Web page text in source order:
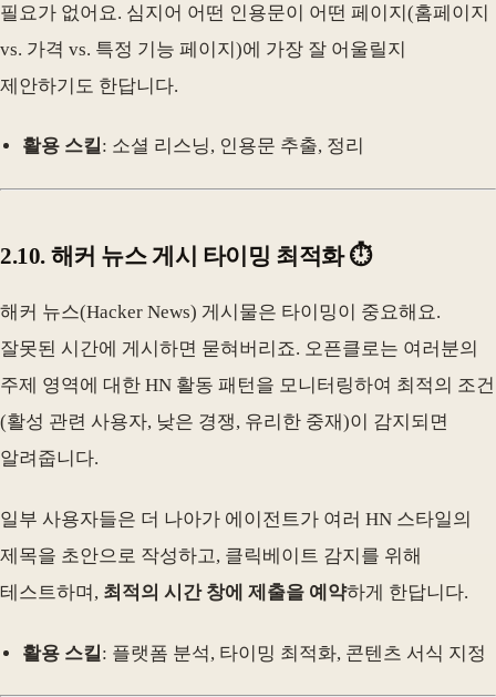
필요가 없어요. 심지어 어떤 인용문이 어떤 페이지(홈페이지
vs. 가격 vs. 특정 기능 페이지)에 가장 잘 어울릴지
제안하기도 한답니다.
활용 스킬: 소셜 리스닝, 인용문 추출, 정리
2.10. 해커 뉴스 게시 타이밍 최적화 ⏱️
해커 뉴스(Hacker News) 게시물은 타이밍이 중요해요.
잘못된 시간에 게시하면 묻혀버리죠. 오픈클로는 여러분의
주제 영역에 대한 HN 활동 패턴을 모니터링하여 최적의 조건
(활성 관련 사용자, 낮은 경쟁, 유리한 중재)이 감지되면
알려줍니다.
일부 사용자들은 더 나아가 에이전트가 여러 HN 스타일의
제목을 초안으로 작성하고, 클릭베이트 감지를 위해
테스트하며, 최적의 시간 창에 제출을 예약하게 한답니다.
활용 스킬 : 플랫폼 분석, 타이밍 최적화, 콘텐츠 서식 지정